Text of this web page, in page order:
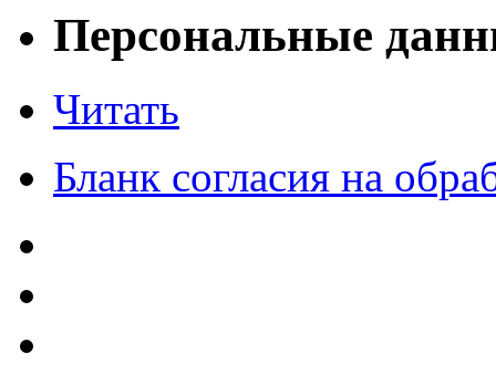
Персональные
Читать
Бланк согласия на